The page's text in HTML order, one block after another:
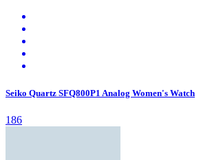
Seiko Quartz SFQ800P1 Analog Women's Watch
186